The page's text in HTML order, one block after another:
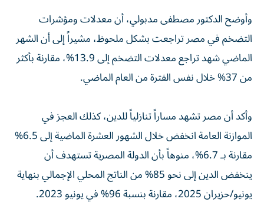
وأوضح الدكتور مصطفى مدبولي، أن معدلات ومؤشرات
التضخم في مصر تراجعت بشكل ملحوظ، مشيراً إلى أن الشهر
الماضي شهد تراجع معدلات التضخم إلى 13.9%، مقارنة بأكثر
من 37% خلال نفس الفترة من العام الماضي.
وأكد أن مصر تشهد مساراً تنازلياً للدين، كذلك العجز في
الموازنة العامة انخفض خلال الشهور العشرة الماضية إلى 6.5%
مقارنة بـ 6.7%، منوهاً بأن الدولة المصرية تستهدف أن
ينخفض الدين إلى نحو 85% من الناتج المحلي الإجمالي بنهاية
يونيو/حزيران 2025، مقارنة بنسبة 96% في يونيو 2023.